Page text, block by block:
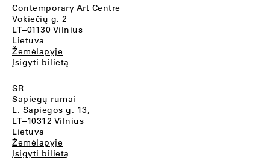
Contemporary Art Centre
Vokiečių g. 2
LT–01130 Vilnius
Lietuva
Žemėlapyje
Įsigyti bilietą
SR
Sapiegų rūmai
L. Sapiegos g. 13,
LT–10312 Vilnius
Lietuva
Žemėlapyje
Įsigyti bilietą